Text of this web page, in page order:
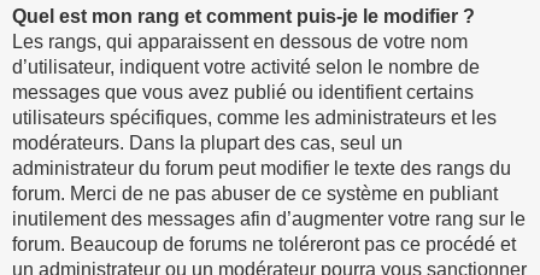
Quel est mon rang et comment puis-je le modifier ?
Les rangs, qui apparaissent en dessous de votre nom
d’utilisateur, indiquent votre activité selon le nombre de
messages que vous avez publié ou identifient certains
utilisateurs spécifiques, comme les administrateurs et les
modérateurs. Dans la plupart des cas, seul un
administrateur du forum peut modifier le texte des rangs du
forum. Merci de ne pas abuser de ce système en publiant
inutilement des messages afin d’augmenter votre rang sur le
forum. Beaucoup de forums ne toléreront pas ce procédé et
un administrateur ou un modérateur pourra vous sanctionner